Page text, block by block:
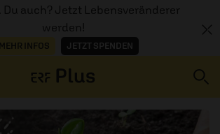
Du auch? Jetzt Lebensveränderer
werden!
MEHR INFOS JETZT SPENDEN